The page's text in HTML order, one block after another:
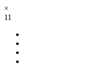
×
11